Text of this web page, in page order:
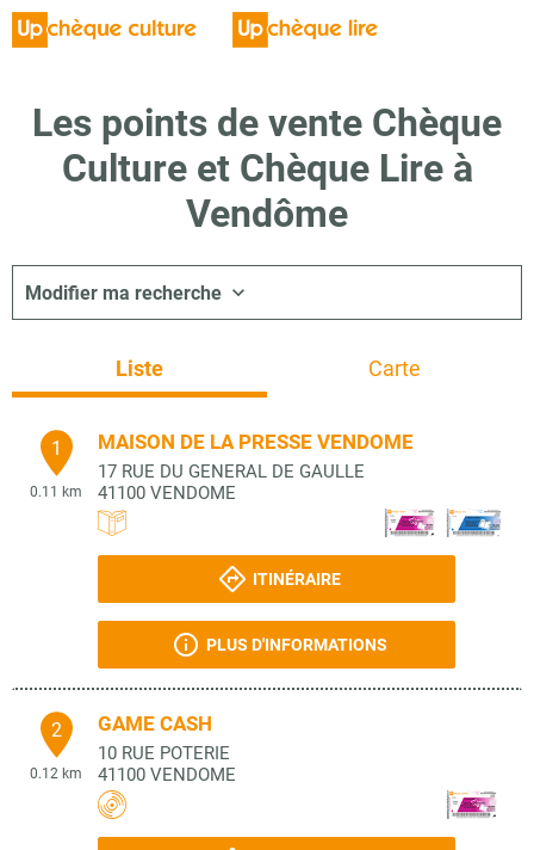
Les points de vente Chèque
Culture et Chèque Lire à
Vendôme
Modifier ma recherche
Liste Carte
1
0.11 km
MAISON DE LA PRESSE VENDOME
17 RUE DU GENERAL DE GAULLE
41100 VENDOME
ITINÉRAIRE
PLUS D'INFORMATIONS
2
0.12 km
GAME CASH
10 RUE POTERIE
41100 VENDOME